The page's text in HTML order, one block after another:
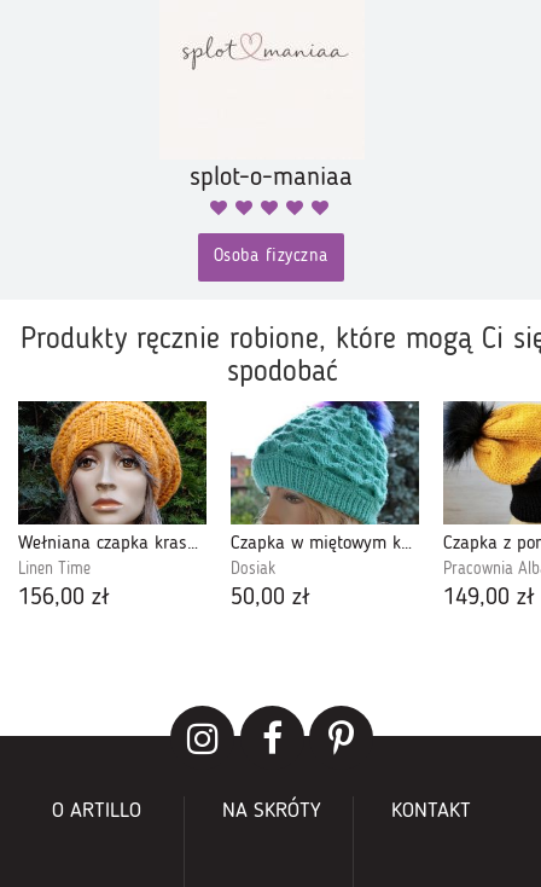
splot-o-maniaa
Osoba fizyczna
Produkty ręcznie robione, które mogą Ci
spodobać
Wełniana czapka krasnalka robiona na drutach
Linen Time
156,00 zł
Czapka w miętowym kolorze z pomponem
Dosiak
50,00 zł
Pracownia
149,00 zł
O ARTILLO NA SKRÓTY KONTAKT